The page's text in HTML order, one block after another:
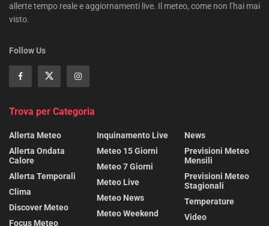
allerte tempo reale e aggiornamenti live. Il meteo, come non l’hai mai
visto.
Follow Us
Trova per Categoria
Allerta Meteo
Allerta Ondata
Calore
Allerta Temporali
Clima
Discover Meteo
Focus Meteo
Inquinamento Live
Meteo 15 Giorni
Meteo 7 Giorni
Meteo Live
Meteo News
Meteo Weekend
News
Previsioni Meteo
Mensili
Previsioni Meteo
Stagionali
Temperature
Video